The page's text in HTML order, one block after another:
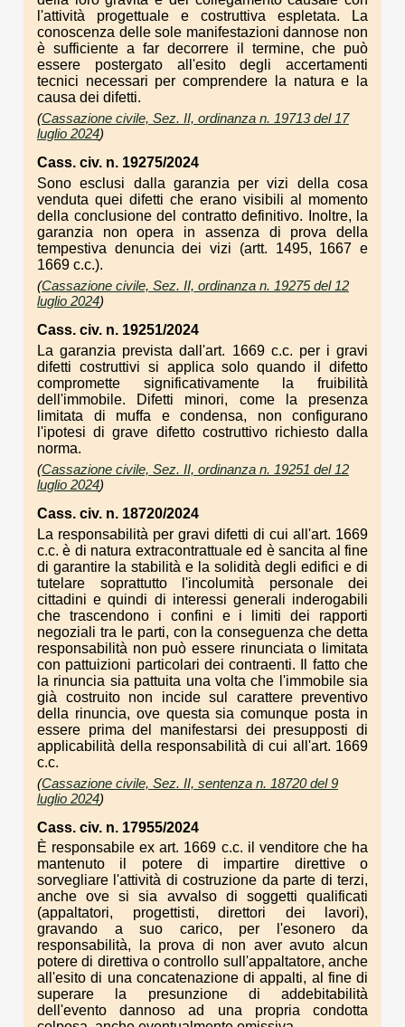
l'attività progettuale e costruttiva espletata. La
conoscenza delle sole manifestazioni dannose non
è sufficiente a far decorrere il termine, che può
essere postergato all'esito degli accertamenti
tecnici necessari per comprendere la natura e la
causa dei difetti.
(Cassazione civile, Sez. II, ordinanza n. 19713 del 17
luglio 2024)
Cass. civ. n. 19275/2024
Sono esclusi dalla garanzia per vizi della cosa
venduta quei difetti che erano visibili al momento
della conclusione del contratto definitivo. Inoltre, la
garanzia non opera in assenza di prova della
tempestiva denuncia dei vizi (artt. 1495, 1667 e
1669 c.c.).
(Cassazione civile, Sez. II, ordinanza n. 19275 del 12
luglio 2024)
Cass. civ. n. 19251/2024
La garanzia prevista dall'art. 1669 c.c. per i gravi
difetti costruttivi si applica solo quando il difetto
compromette significativamente la fruibilità
dell'immobile. Difetti minori, come la presenza
limitata di muffa e condensa, non configurano
l'ipotesi di grave difetto costruttivo richiesto dalla
norma.
(Cassazione civile, Sez. II, ordinanza n. 19251 del 12
luglio 2024)
Cass. civ. n. 18720/2024
La responsabilità per gravi difetti di cui all'art. 1669
c.c. è di natura extracontrattuale ed è sancita al fine
di garantire la stabilità e la solidità degli edifici e di
tutelare soprattutto l'incolumità personale dei
cittadini e quindi di interessi generali inderogabili
che trascendono i confini e i limiti dei rapporti
negoziali tra le parti, con la conseguenza che detta
responsabilità non può essere rinunciata o limitata
con pattuizioni particolari dei contraenti. Il fatto che
la rinuncia sia pattuita una volta che l'immobile sia
già costruito non incide sul carattere preventivo
della rinuncia, ove questa sia comunque posta in
essere prima del manifestarsi dei presupposti di
applicabilità della responsabilità di cui all'art. 1669
c.c.
(Cassazione civile, Sez. II, sentenza n. 18720 del 9
luglio 2024)
Cass. civ. n. 17955/2024
È responsabile ex art. 1669 c.c. il venditore che ha
mantenuto il potere di impartire direttive o
sorvegliare l'attività di costruzione da parte di terzi,
anche ove si sia avvalso di soggetti qualificati
(appaltatori, progettisti, direttori dei lavori),
gravando a suo carico, per l'esonero da
responsabilità, la prova di non aver avuto alcun
potere di direttiva o controllo sull'appaltatore, anche
all'esito di una concatenazione di appalti, al fine di
superare la presunzione di addebitabilità
dell'evento dannoso ad una propria condotta